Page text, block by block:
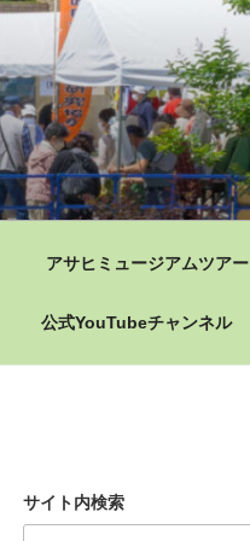
アサヒミュージアムツアー
公式YouTubeチャンネル
サイト内検索